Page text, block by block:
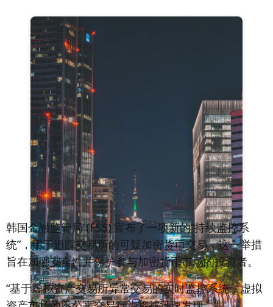
Chia
$1.35
2.62%
韩国金融监管局 (FSS) 宣布了一项新的“持续监控系
统”，用于追踪交易所的可疑加密货币交易。这一举措
旨在加强安全性并保护参与加密货币市场的投资者。
“基于虚拟资产交易所异常交易的实时监控系统，虚拟